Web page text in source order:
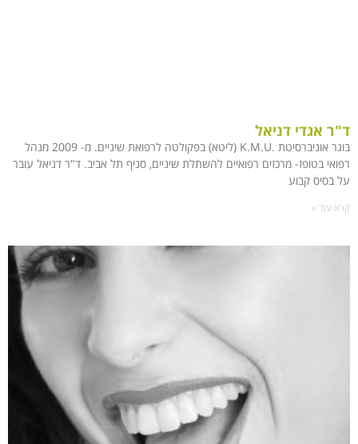
ד"ר אגדי דניאל
בוגר אוניברסיטת .K.M.U (ליטא) בפקולטה לרפואת שיניים. מ- 2009 מנהל
רפואי בטופז- מרכזים רפואיים להשתלת שיניים, סניף תל אביב. ד"ר דניאל עובר
על בסיס קבוע
קרא עוד »